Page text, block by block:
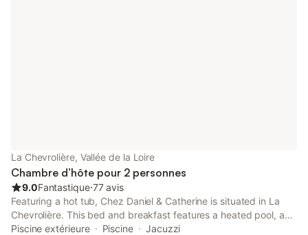
La Chevrolière, Vallée de la Loire
Chambre d’hôte pour 2 personnes
9.0Fantastique⋅77 avis
Featuring a hot tub, Chez Daniel & Catherine is situated in La
Chevrolière. This bed and breakfast features a heated pool, a
garden, barbecue facilities, free WiFi and free private parking.
Piscine extérieure Piscine
Jacuzzi